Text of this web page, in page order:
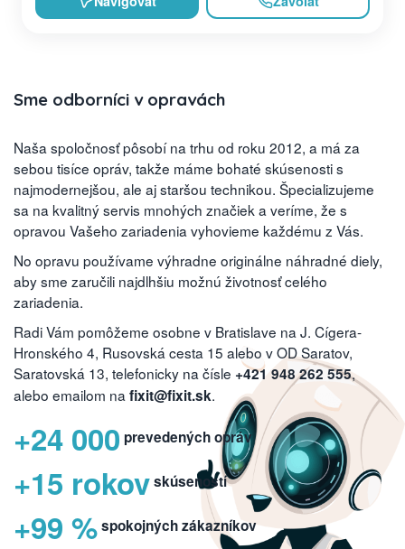
Sme odborníci v opravách
Naša spoločnosť pôsobí na trhu od roku 2012, a má za
sebou tisíce opráv, takže máme bohaté skúsenosti s
najmodernejšou, ale aj staršou technikou. Špecializujeme
sa na kvalitný servis mnohých značiek a veríme, že s
opravou Vašeho zariadenia vyhovieme každému z Vás.
No opravu používame výhradne originálne náhradné diely,
aby sme zaručili najdlhšiu možnú životnosť celého
zariadenia.
Radi Vám pomôžeme osobne v Bratislave na J. Cígera-
Hronského 4, Rusovská cesta 15 alebo v OD Saratov,
Saratovská 13, telefonicky na čísle +421 948 262 555,
alebo emailom na fixit@fixit.sk.
+24 000 prevedených opráv
+15 rokovskúseností
+99 %spokojných zákazníkov